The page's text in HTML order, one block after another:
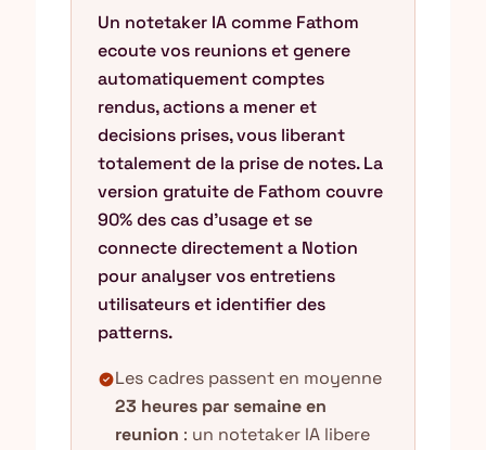
Un notetaker IA comme Fathom
ecoute vos reunions et genere
automatiquement comptes
rendus, actions a mener et
decisions prises, vous liberant
totalement de la prise de notes. La
version gratuite de Fathom couvre
90% des cas d'usage et se
connecte directement a Notion
pour analyser vos entretiens
utilisateurs et identifier des
patterns.
check_circleLes cadres passent en moyenne
23 heures par semaine en
reunion : un notetaker IA libere